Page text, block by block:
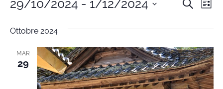
Eventi
viste
CERCA
29/10/2024 - 1/12/2024
data.
Ottobre 2024
MAR
29